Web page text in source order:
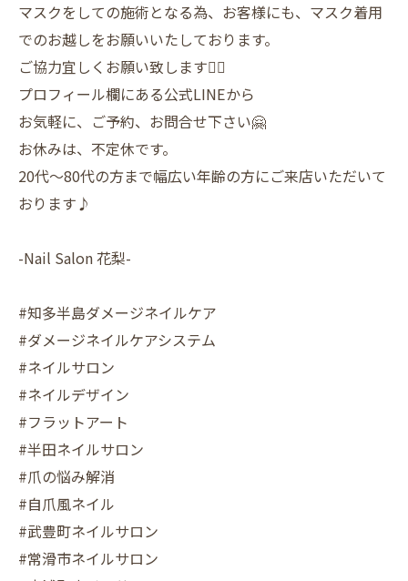
マスクをしての施術となる為、お客様にも、マスク着用
でのお越しをお願いいたしております。
ご協力宜しくお願い致します🙇‍♀️
プロフィール欄にある公式LINEから
お気軽に、ご予約、お問合せ下さい🤗
お休みは、不定休です。
20代〜80代の方まで幅広い年齢の方にご来店いただいて
おります♪
-Nail Salon 花梨-
#知多半島ダメージネイルケア
#ダメージネイルケアシステム
#ネイルサロン
#ネイルデザイン
#フラットアート
#半田ネイルサロン
#爪の悩み解消
#自爪風ネイル
#武豊町ネイルサロン
#常滑市ネイルサロン